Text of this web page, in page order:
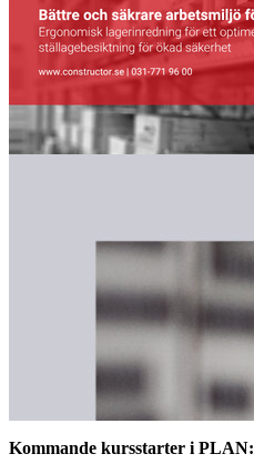
Kommande kursstarter i PLAN: